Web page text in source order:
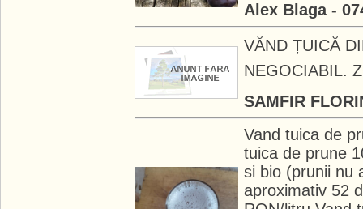
Alex Blaga -
VĂND ȚUICĂ
NEGOCIABIL.
SAMFIR
Vand tuica de
tuica de prune
si bio (prunii nu
aproximativ 52